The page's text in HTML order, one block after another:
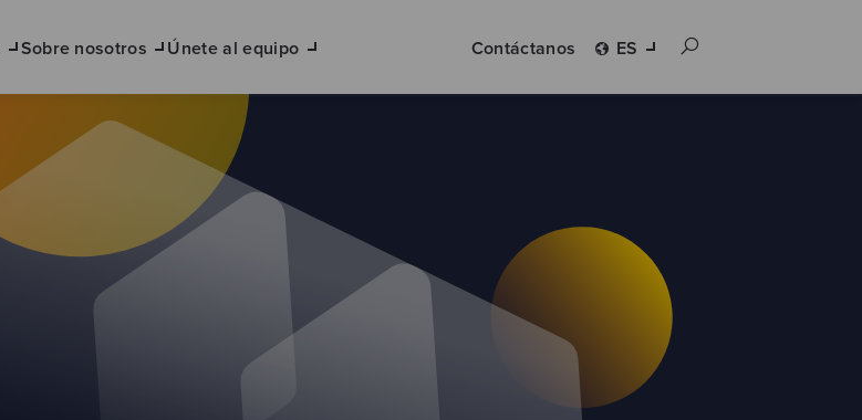
Sobre nosotros Únete al equipo Contáctanos ES